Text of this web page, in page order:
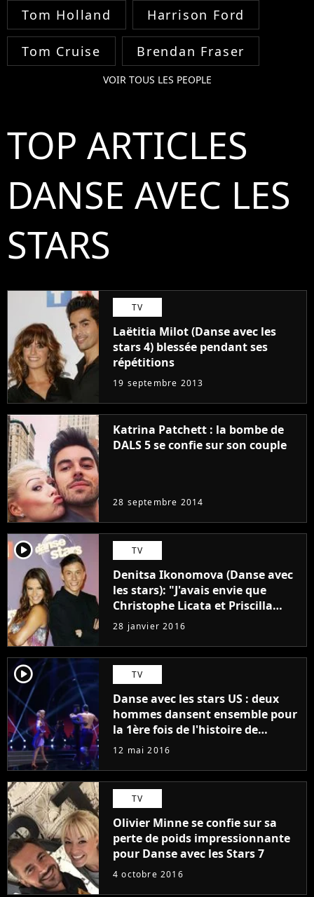
Tom Holland Harrison Ford
Tom Cruise Brendan Fraser
VOIR TOUS LES PEOPLE
TOP ARTICLES
DANSE AVEC LES
STARS
TV
Laëtitia Milot (Danse avec les
stars 4) blessée pendant ses
répétitions
19 septembre 2013
Katrina Patchett : la bombe de
DALS 5 se confie sur son couple
28 septembre 2014
player2 TV
Denitsa Ikonomova (Danse avec
les stars): "J'avais envie que
Christophe Licata et Priscilla
gagnent"
28 janvier 2016
player2 TV
Danse avec les stars US : deux
hommes dansent ensemble pour
la 1ère fois de l'histoire de
l'émission
12 mai 2016
TV
Olivier Minne se confie sur sa
perte de poids impressionnante
pour Danse avec les Stars 7
4 octobre 2016